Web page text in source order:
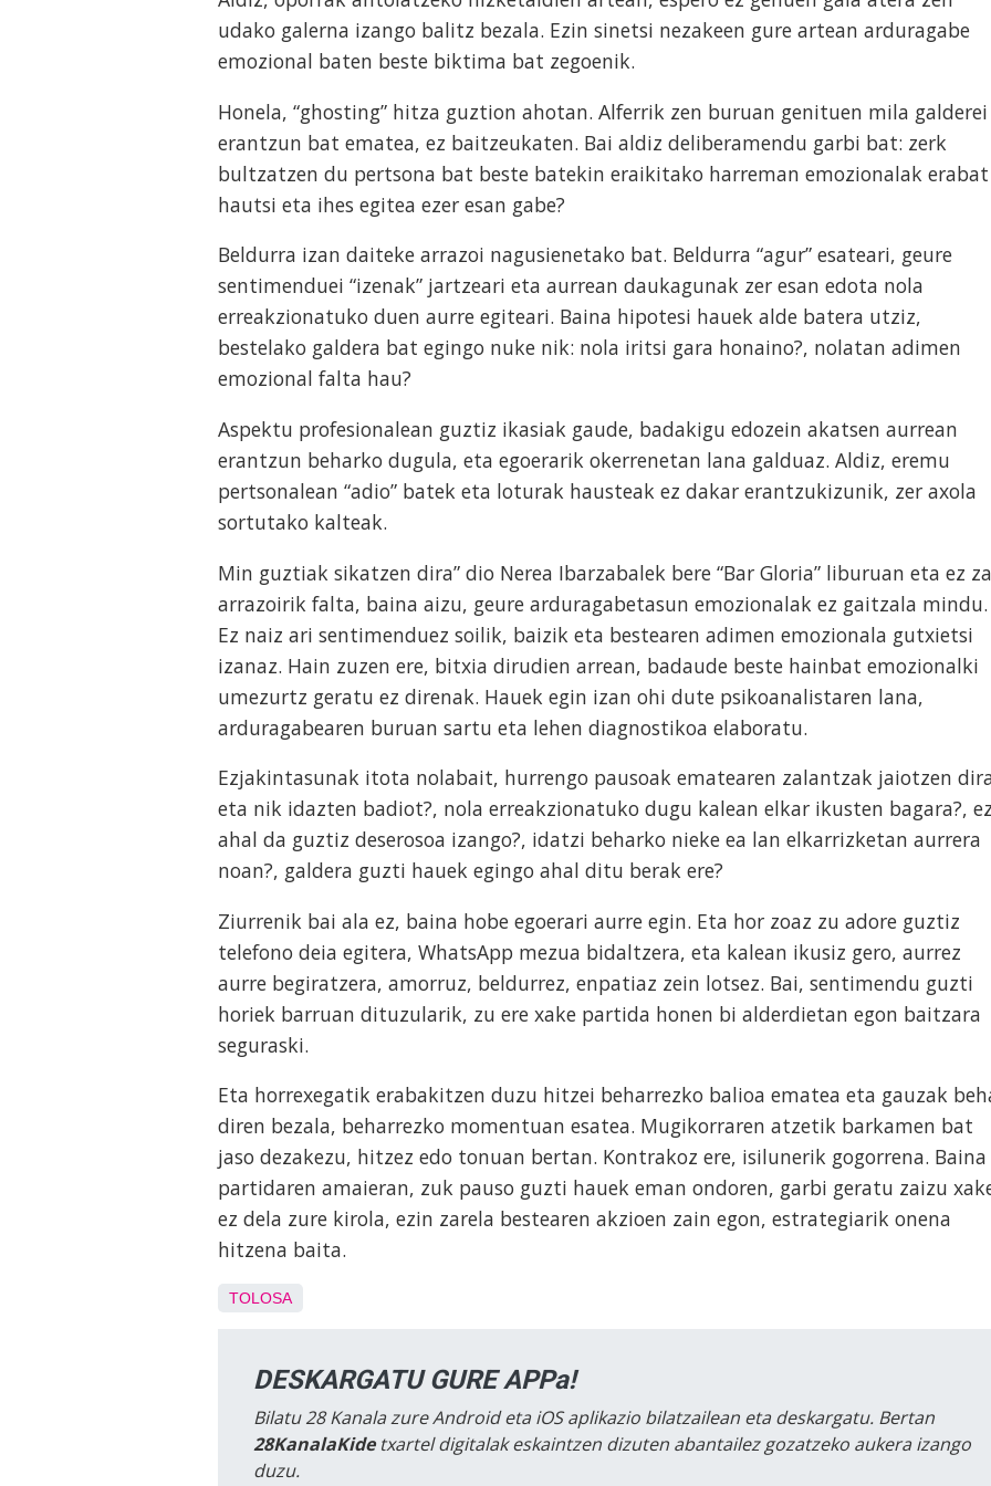
udako galerna izango balitz bezala. Ezin sinetsi nezakeen gure artean arduragabe
emozional baten beste biktima bat zegoenik.
Honela, “ghosting” hitza guztion ahotan. Alferrik zen buruan genituen mila galderei
erantzun bat ematea, ez baitzeukaten. Bai aldiz deliberamendu garbi bat: zerk
bultzatzen du pertsona bat beste batekin eraikitako harreman emozionalak erabat
hautsi eta ihes egitea ezer esan gabe?
Beldurra izan daiteke arrazoi nagusienetako bat. Beldurra “agur” esateari, geure
sentimenduei “izenak” jartzeari eta aurrean daukagunak zer esan edota nola
erreakzionatuko duen aurre egiteari. Baina hipotesi hauek alde batera utziz,
bestelako galdera bat egingo nuke nik: nola iritsi gara honaino?, nolatan adimen
emozional falta hau?
Aspektu profesionalean guztiz ikasiak gaude, badakigu edozein akatsen aurrean
erantzun beharko dugula, eta egoerarik okerrenetan lana galduaz. Aldiz, eremu
pertsonalean “adio” batek eta loturak hausteak ez dakar erantzukizunik, zer axola
sortutako kalteak.
Min guztiak sikatzen dira” dio Nerea Ibarzabalek bere “Bar Gloria” liburuan eta ez
arrazoirik falta, baina aizu, geure arduragabetasun emozionalak ez gaitzala mindu.
Ez naiz ari sentimenduez soilik, baizik eta bestearen adimen emozionala gutxietsi
izanaz. Hain zuzen ere, bitxia dirudien arrean, badaude beste hainbat emozionalki
umezurtz geratu ez direnak. Hauek egin izan ohi dute psikoanalistaren lana,
arduragabearen buruan sartu eta lehen diagnostikoa elaboratu.
Ezjakintasunak itota nolabait, hurrengo pausoak ematearen zalantzak jaiotzen
eta nik idazten badiot?, nola erreakzionatuko dugu kalean elkar ikusten bagara?, ez
ahal da guztiz deserosoa izango?, idatzi beharko nieke ea lan elkarrizketan aurrera
noan?, galdera guzti hauek egingo ahal ditu berak ere?
Ziurrenik bai ala ez, baina hobe egoerari aurre egin. Eta hor zoaz zu adore guztiz
telefono deia egitera, WhatsApp mezua bidaltzera, eta kalean ikusiz gero, aurrez
aurre begiratzera, amorruz, beldurrez, enpatiaz zein lotsez. Bai, sentimendu guzti
horiek barruan dituzularik, zu ere xake partida honen bi alderdietan egon baitzara
seguraski.
Eta horrexegatik erabakitzen duzu hitzei beharrezko balioa ematea eta gauzak
diren bezala, beharrezko momentuan esatea. Mugikorraren atzetik barkamen bat
jaso dezakezu, hitzez edo tonuan bertan. Kontrakoz ere, isilunerik gogorrena. Baina
partidaren amaieran, zuk pauso guzti hauek eman ondoren, garbi geratu zaizu
ez dela zure kirola, ezin zarela bestearen akzioen zain egon, estrategiarik onena
hitzena baita.
TOLOSA
DESKARGATU GURE APPa!
Bilatu 28 Kanala zure Android eta iOS aplikazio bilatzailean eta deskargatu. Bertan
28KanalaKidetxartel digitalak eskaintzen dizuten abantailez gozatzeko aukera izango
duzu.